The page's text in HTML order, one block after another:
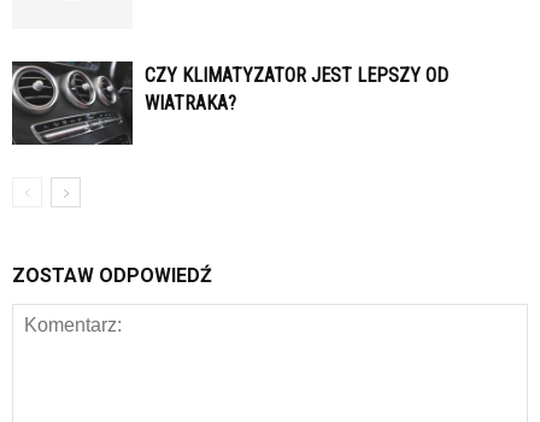
CZY KLIMATYZATOR JEST LEPSZY OD
WIATRAKA?
ZOSTAW ODPOWIEDŹ